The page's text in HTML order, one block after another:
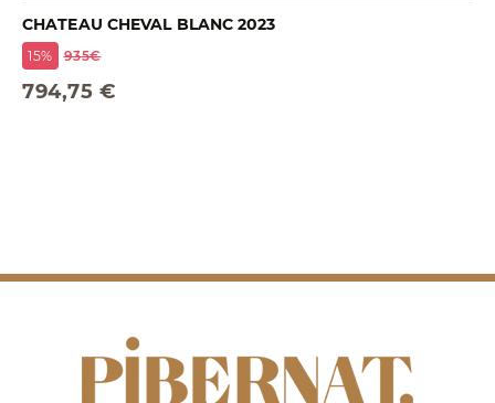
CHATEAU CHEVAL BLANC 2023
15% 935€
794,75 €